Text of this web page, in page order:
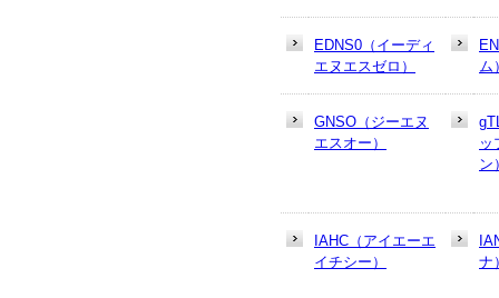
EDNS0（イーディ
エヌエスゼロ）
ム
GNSO（ジーエヌ
エスオー）
ッ
ン
IAHC（アイエーエ
イチシー）
ナ